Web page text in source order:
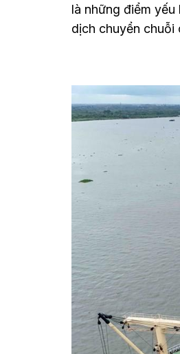
là những điểm
dịch chuyển chuỗi